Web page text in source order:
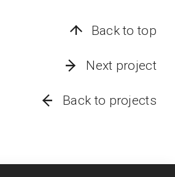
Back to top
Next project
Back to projects